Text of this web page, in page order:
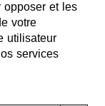
opposer et les
votre
utilisateur
services